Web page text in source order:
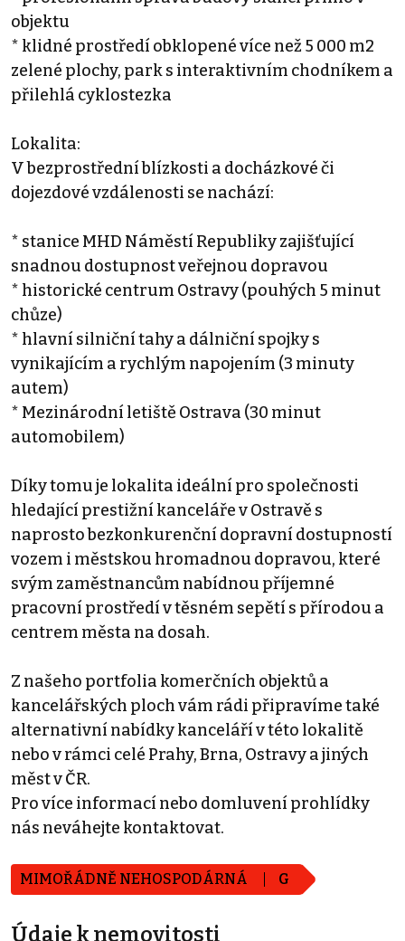
objektu
* klidné prostředí obklopené více než 5 000 m2
zelené plochy, park s interaktivním chodníkem a
přilehlá cyklostezka
Lokalita:
V bezprostřední blízkosti a docházkové či
dojezdové vzdálenosti se nachází:
* stanice MHD Náměstí Republiky zajišťující
snadnou dostupnost veřejnou dopravou
* historické centrum Ostravy (pouhých 5 minut
chůze)
* hlavní silniční tahy a dálniční spojky s
vynikajícím a rychlým napojením (3 minuty
autem)
* Mezinárodní letiště Ostrava (30 minut
automobilem)
Díky tomu je lokalita ideální pro společnosti
hledající prestižní kanceláře v Ostravě s
naprosto bezkonkurenční dopravní dostupností
vozem i městskou hromadnou dopravou, které
svým zaměstnancům nabídnou příjemné
pracovní prostředí v těsném sepětí s přírodou a
centrem města na dosah.
Z našeho portfolia komerčních objektů a
kancelářských ploch vám rádi připravíme také
alternativní nabídky kanceláří v této lokalitě
nebo v rámci celé Prahy, Brna, Ostravy a jiných
měst v ČR.
Pro více informací nebo domluvení prohlídky
nás neváhejte kontaktovat.
MIMOŘÁDNĚ NEHOSPODÁRNÁ G
Údaje k nemovitosti